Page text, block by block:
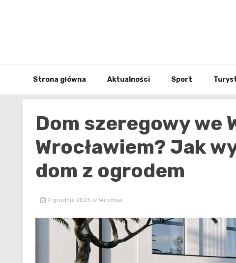
Strona główna Aktualności Sport
Dom szeregowy we
Wrocławiem? Jak
dom z ogrodem
9 grudnia 2025 w Wrocław